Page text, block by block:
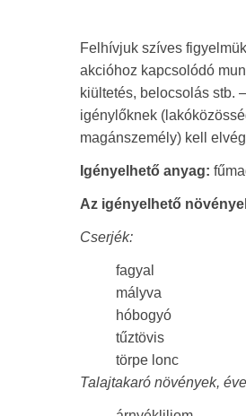
Felhívjuk szíves
akcióhoz kapcsolódó
kiültetés, belocsolás stb.
igénylőknek
magánszemély) kell
Igényelhető anyag:
Az igényelhető
Cserjék:
fagyal
mályva
hóbogyó
tűztövis
törpe lonc
Talajtakaró növények,